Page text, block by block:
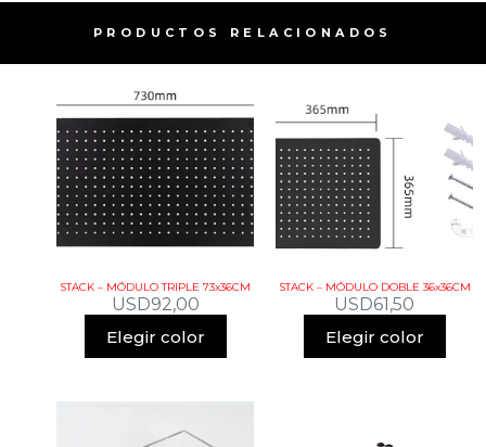
PRODUCTOS RELACIONADOS​
STACK – MÓDULO TRIPLE 73x36CM
USD92,00
Elegir color
STACK – MÓDULO DOBLE 36x36CM
USD61,50
Elegir color